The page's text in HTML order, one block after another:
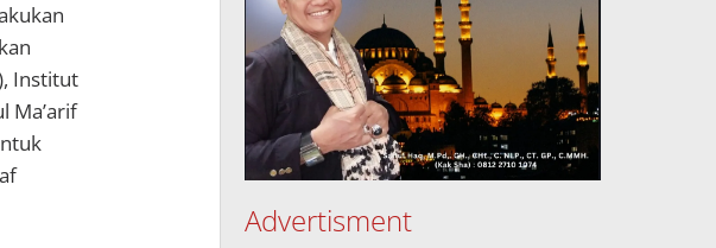
Institut
Ma’arif
Advertisment